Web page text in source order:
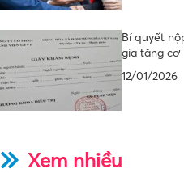
Bí quyết
gia tăng
12/01/2026
Xem nhiều